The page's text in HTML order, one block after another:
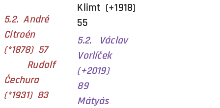
5.2. André
Citroén
(*1878) 57
Rudolf
Čechura
(*1931) 83
Klimt (+1918)
55
5.2. Václav
Vorlíček
(+2019)
89
Mátyás